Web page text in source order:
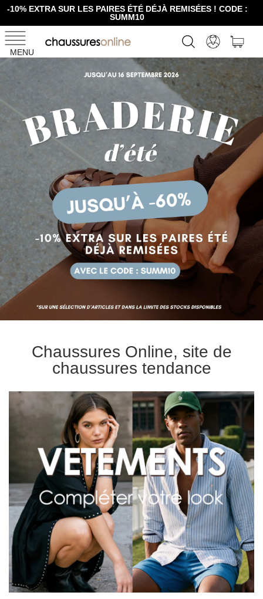
-10% EXTRA SUR LES PAIRES ÉTÉ DÉJÀ REMISÉES ! CODE :
SUMM10
MENU
Chaussures Online, site de
chaussures tendance